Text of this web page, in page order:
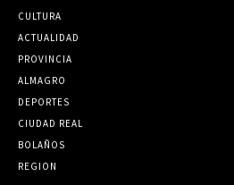
CULTURA
ACTUALIDAD
PROVINCIA
ALMAGRO
DEPORTES
CIUDAD REAL
BOLAÑOS
REGION